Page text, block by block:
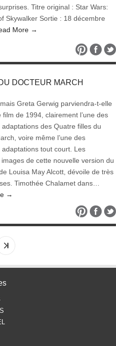
Titre original : Star Wars:
Skywalker Sortie : 18 décembre
More →
DOCTEUR MARCH
Greta Gerwig parviendra-t-elle
film de 1994, clairement l’une des
adaptations des Quatre filles du
voire même l’une des
adaptations tout court. Les
de cette nouvelle version du
Louisa May Alcott, dévoile de très
Timothée Chalamet dans…
→